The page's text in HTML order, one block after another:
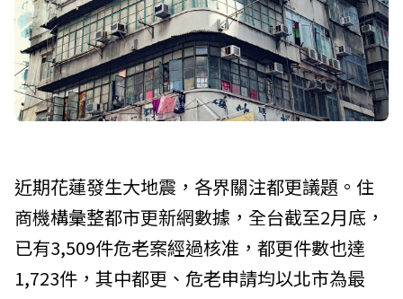
近期花蓮發生大地震，各界關注都更議題。住
商機構彙整都市更新網數據，全台截至2月底，
已有3,509件危老案經過核准，都更件數也達
1,723件，其中都更、危老申請均以北市為最